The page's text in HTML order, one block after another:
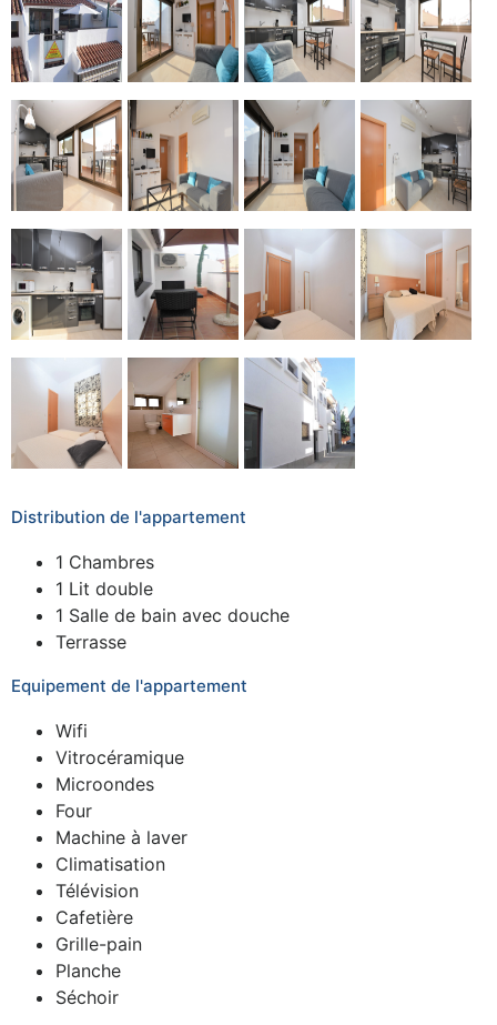
Distribution de l'appartement
1 Chambres
1 Lit double
1 Salle de bain avec douche
Terrasse
Equipement de l'appartement
Wifi
Vitrocéramique
Microondes
Four
Machine à laver
Climatisation
Télévision
Cafetière
Grille-pain
Planche
Séchoir